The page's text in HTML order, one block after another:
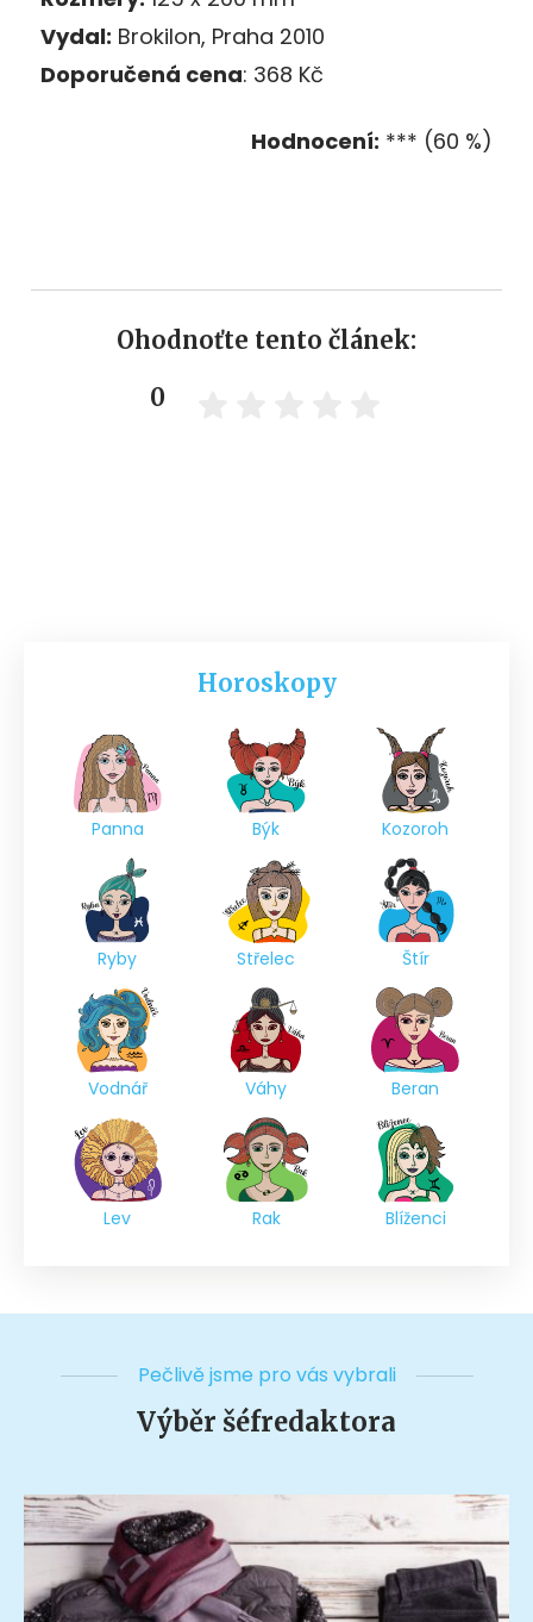
Vydal: Brokilon, Praha 2010
Doporučená cena: 368 Kč
Hodnocení: *** (60 %)
Ohodnoťte tento článek:
0
Horoskopy
Panna Býk Kozoroh
Ryby Střelec Štír
Vodnář Váhy Beran
Lev Rak Blíženci
Pečlivě jsme pro vás vybrali
Výběr šéfredaktora